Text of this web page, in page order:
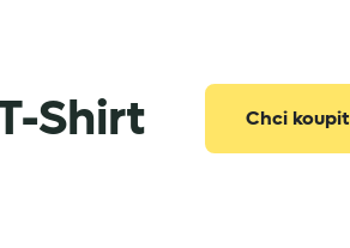
Shirt Chci koupit